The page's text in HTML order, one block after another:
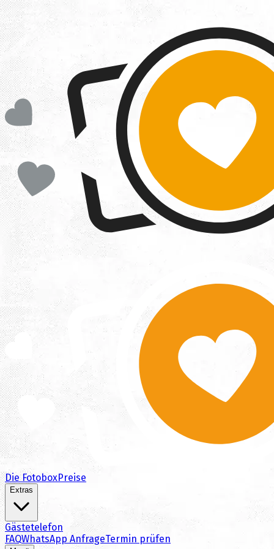
Die FotoboxPreise
Extras
Gästetelefon
FAQWhatsApp AnfrageTermin prüfen